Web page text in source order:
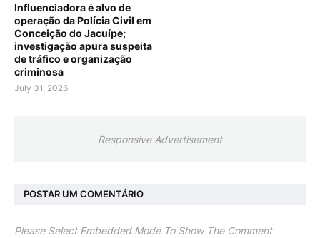
Influenciadora é alvo de
operação da Polícia Civil em
Conceição do Jacuípe;
investigação apura suspeita
de tráfico e organização
criminosa
July 31, 2026
Responsive Advertisement
POSTAR UM COMENTÁRIO
Please Select Embedded Mode To Show The Comment